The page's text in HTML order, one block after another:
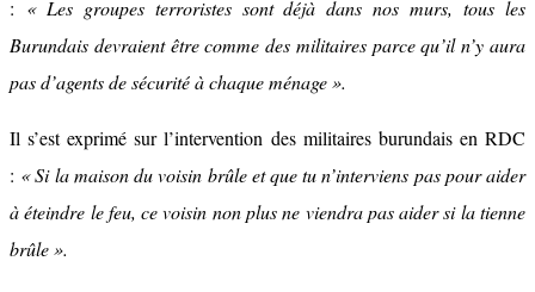
: « Les groupes terroristes sont déjà dans nos murs, tous les
Burundais devraient être comme des militaires parce qu’il n’y aura
pas d’agents de sécurité à chaque ménage ».
Il s’est exprimé sur l’intervention des militaires burundais en RDC
: « Si la maison du voisin brûle et que tu n’interviens pas pour aider
à éteindre le feu, ce voisin non plus ne viendra pas aider si la tienne
brûle ».